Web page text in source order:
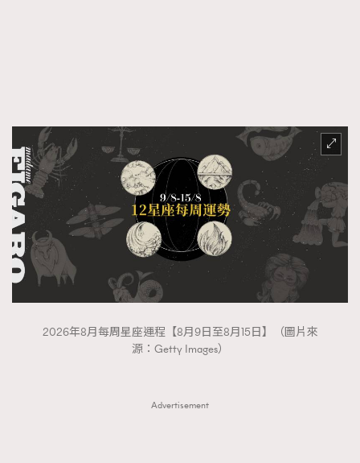
2026年8月每周星座運程【8月9日至8月15日】（圖片來
源：Getty Images）
Advertisement